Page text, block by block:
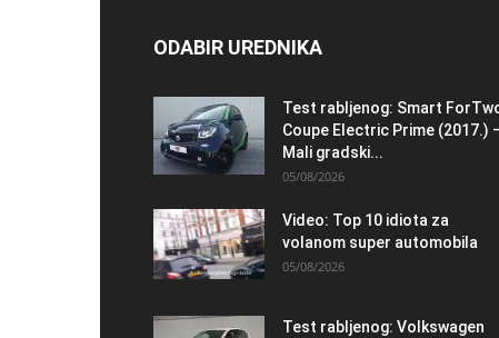
ODABIR UREDNIKA
Test rabljenog: Smart
Coupe Electric Prime (2017.)
Mali gradski...
05/08/2026
Video: Top 10 idiota za
volanom super automobila
05/08/2026
Test rabljenog: Volkswagen